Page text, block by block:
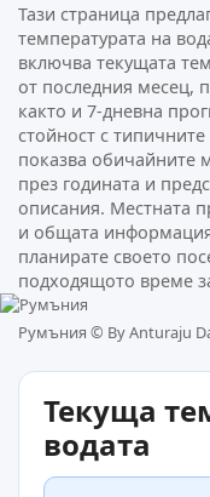
Тази страница
температурата на
включва текущата
от последния месец,
както и 7-дневна
стойност с
показва обичайните
през годината и
описания. Местната
и общата
планирате своето
подходящото време
Румъния © By Anturaju
Текуща
водата